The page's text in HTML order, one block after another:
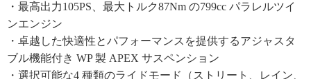
・最高出力105PS、最大トルク87Nm の799cc パラレルツイ
ンエンジン
・卓越した快適性とパフォーマンスを提供するアジャスタ
ブル機能付き WP 製 APEX サスペンション
・選択可能な4 種類のライドモード（ストリート、レイン、